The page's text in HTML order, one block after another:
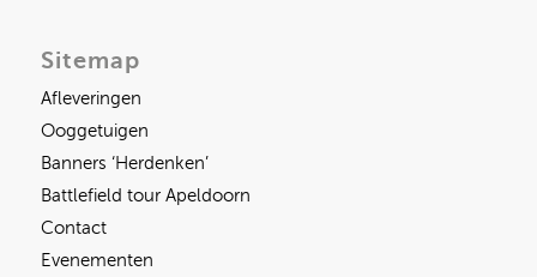
Sitemap
Afleveringen
Ooggetuigen
Banners ‘Herdenken’
Battlefield tour Apeldoorn
Contact
Evenementen